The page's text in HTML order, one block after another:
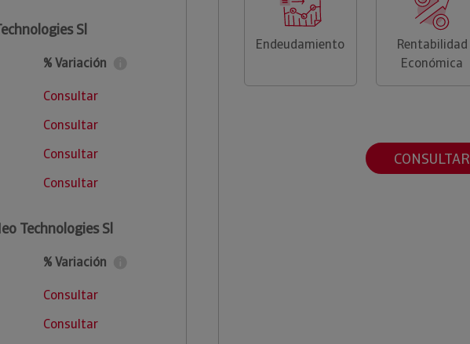
Sl
% Variación
Consultar
Consultar
Consultar
Consultar
Technologies Sl
% Variación
Consultar
Consultar
Endeudamiento
Rentabilidad
Económica
CONSULTAR